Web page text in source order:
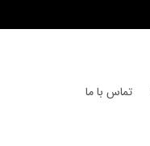
تماس با ما